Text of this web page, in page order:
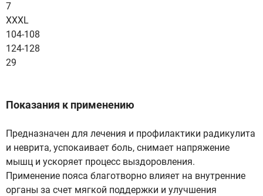
7
XXXL
104-108
124-128
29
Показания к применению
Предназначен для лечения и профилактики радикулита
и неврита, успокаивает боль, снимает напряжение
мышц и ускоряет процесс выздоровления.
Применение пояса благотворно влияет на внутренние
органы за счет мягкой поддержки и улучшения